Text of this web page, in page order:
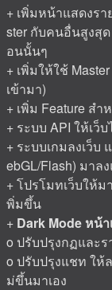
+ เพิ่มหน้าแสดงร
ster กับคนอื่นสูงสุ
อนนั้นๆ
+ เพิ่มให้ใช้
เข้ามา)
+ เพิ่ม Feature ส
+ ระบบ API ให้เว็
+ ระบบเกมลงเว็บ
ebGL/Flash) มาล
+ โปรโมทเว็บให้ม
พิ่มขึ้น
+ Dark Mode หน้า
o ปรับปรุงกฏและร
o ปรับปรุงแชท ให้
ม่ขึ้นมาเอง